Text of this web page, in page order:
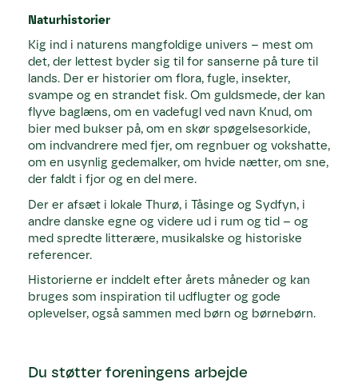
Naturhistorier
Kig ind i naturens mangfoldige univers – mest om
det, der lettest byder sig til for sanserne på ture til
lands. Der er historier om flora, fugle, insekter,
svampe og en strandet fisk. Om guldsmede, der kan
flyve baglæns, om en vadefugl ved navn Knud, om
bier med bukser på, om en skør spøgelsesorkide,
om indvandrere med fjer, om regnbuer og vokshatte,
om en usynlig gedemalker, om hvide nætter, om sne,
der faldt i fjor og en del mere.
Der er afsæt i lokale Thurø, i Tåsinge og Sydfyn, i
andre danske egne og videre ud i rum og tid – og
med spredte litterære, musikalske og historiske
referencer.
Historierne er inddelt efter årets måneder og kan
bruges som inspiration til udflugter og gode
oplevelser, også sammen med børn og børnebørn.
Du støtter foreningens arbejde